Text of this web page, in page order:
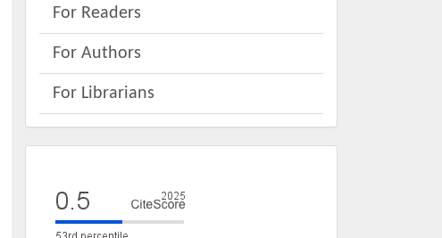
For Readers
For Authors
For Librarians